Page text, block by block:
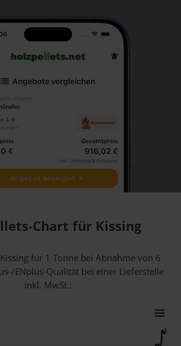
Chart für Kissing
für 1 Tonne bei Abnahmevon 6
ENplus-Qualität bei einer Lieferstelle
inkl. MwSt.: